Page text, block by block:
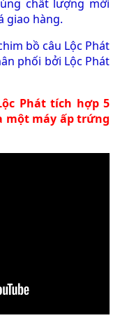
chất lượng mới
giao hàng.
bồ câu Lộc Phát
phối bởi Lộc Phát
Phát tích hợp 5
một máy ấp trứng